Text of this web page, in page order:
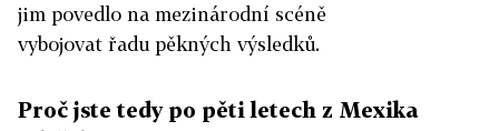
jim povedlo na mezinárodní scéně
vybojovat řadu pěkných výsledků.
Proč jste tedy po pěti letech z Mexika